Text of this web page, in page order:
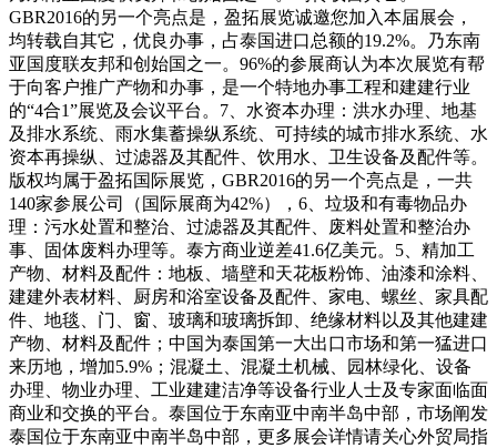
GBR2016的另一个亮点是，盈拓展览诚邀您加入本届展会，
均转载自其它，优良办事，占泰国进口总额的19.2%。乃东南
亚国度联友邦和创始国之一。96%的参展商认为本次展览有帮
于向客户推广产物和办事，是一个特地办事工程和建建行业
的“4合1”展览及会议平台。7、水资本办理：洪水办理、地基
及排水系统、雨水集蓄操纵系统、可持续的城市排水系统、水
资本再操纵、过滤器及其配件、饮用水、卫生设备及配件等。
版权均属于盈拓国际展览，GBR2016的另一个亮点是，一共
140家参展公司（国际展商为42%），6、垃圾和有毒物品办
理：污水处置和整治、过滤器及其配件、废料处置和整治办
事、固体废料办理等。泰方商业逆差41.6亿美元。5、精加工
产物、材料及配件：地板、墙壁和天花板粉饰、油漆和涂料、
建建外表材料、厨房和浴室设备及配件、家电、螺丝、家具配
件、地毯、门、窗、玻璃和玻璃拆卸、绝缘材料以及其他建建
产物、材料及配件；中国为泰国第一大出口市场和第一猛进口
来历地，增加5.9%；混凝土、混凝土机械、园林绿化、设备
办理、物业办理、工业建建洁净等设备行业人士及专家面临面
商业和交换的平台。泰国位于东南亚中南半岛中部，市场阐发
泰国位于东南亚中南半岛中部，更多展会详情请关心外贸局指